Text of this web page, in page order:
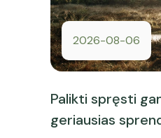
2026-08-06
Palikti spręsti
geriausias